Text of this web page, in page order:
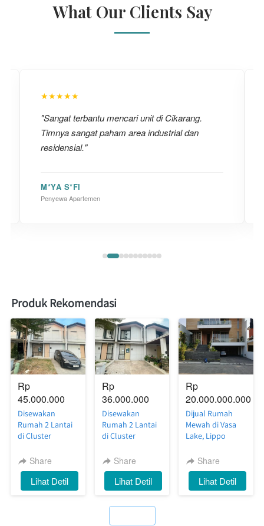
What Our Clients Say
★★★★★
"Sangat terbantu mencari unit di Cikarang.
Timnya sangat paham area industrial dan
residensial."
M*YA S*FI
Penyewa Apartemen
Produk Rekomendasi
Rp
45.000.000
Disewakan
Rumah 2 Lantai
di Cluster
Waterfront
Estate, Lippo
Cikarang — Luas,
Nyaman, Siap
Share
`Lihat Detil
Rp
36.000.000
Disewakan
Rumah 2 Lantai
di Cluster
Waterfront
Estate, Lippo
Cikarang —
Nyaman, Rapi,
Share
`
Lihat Detil
Rp
20.000.000.000
Dijual Rumah
Mewah di Vasa
Lake, Lippo
Furnish, Siap
Huni dengan
Private
Swimming Pool
Share
`Lihat Detil